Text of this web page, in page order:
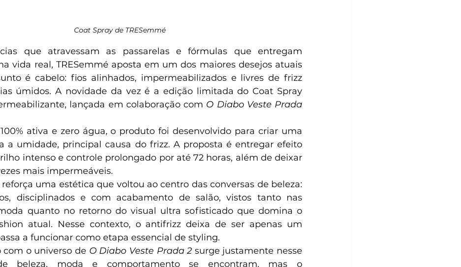
Coat Spray de TRESemmé
que atravessam as passarelas e fórmulas que entregam
vida real, TRESemmé aposta em um dos maiores desejos atuais
é cabelo: fios alinhados, impermeabilizados e livres de frizz
úmidos. A novidade da vez é a edição limitada do Coat Spray
lançada em colaboração com O Diabo Veste Prada
ativa e zero água, o produto foi desenvolvido para criar uma
a umidade, principal causa do frizz. A proposta é entregar efeito
intenso e controle prolongado por até 72 horas, além de deixar
mais impermeáveis.
uma estética que voltou ao centro das conversas de beleza:
disciplinados e com acabamento de salão, vistos tanto nas
quanto no retorno do visual ultra sofisticado que domina o
atual. Nesse contexto, o antifrizz deixa de ser apenas um
a funcionar como etapa essencial de styling.
com o universo de O Diabo Veste Prada 2 surge justamente nesse
beleza, moda e comportamento se encontram, mas o